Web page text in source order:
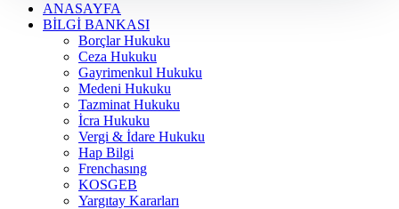
ANASAYFA
BILGI BANKASI
Borçlar Hukuku
Ceza Hukuku
Gayrimenkul Hukuku
Medeni Hukuku
Tazminat Hukuku
İcra Hukuku
Vergi & İdare Hukuku
Hap Bilgi
Frenchasıng
KOSGEB
Yargıtay Kararları